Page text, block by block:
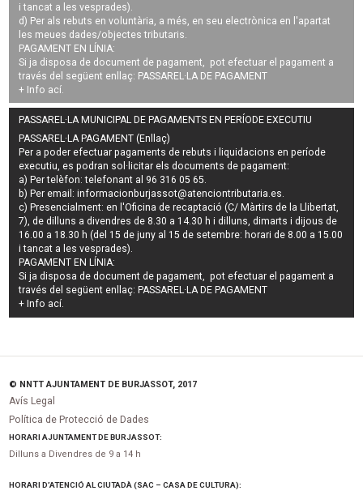
i tancat a les vesprades).
d) Per als rebuts en voluntària, a més, en seu electrònica en l'apartat
les meues dades/objectes tributaris.
PAGAMENT EN LÍNIA:
Si ja disposa de document de pagament, pot efectuar el pagament a
través del següent enllaç: PASSAREL·LA DE PAGAMENT
+ Info ací.
PASSAREL·LA MUNICIPAL DE PAGAMENTS EN PERÍODE EXECUTIU
PASSAREL·LA PAGAMENT (Enllaç)
Per a poder efectuar pagaments derebuts i liquidacions en període
executiu, es podran sol·licitar els documents de pagament:
a) Per telèfon: telefonant al 96 316 05 65.
b) Per email:informacionburjassot@atenciontributaria.es.
c) Presencialment: en l'Oficina de recaptació (C/ Màrtirs de la Llibertat,
7), de dilluns a divendres de 8.30 a 14.30 h i dilluns, dimarts i dijous de
16.00 a 18.30 h (del 15 de juny al 15 de setembre: horari de 8.00 a 15.00
i tancat a les vesprades).
PAGAMENT EN LÍNIA:
Si ja disposa de document de pagament, pot efectuar el pagament a
través del següent enllaç: PASSAREL·LA DE PAGAMENT
+ Info ací.
© NNTT AJUNTAMENT DE BURJASSOT, 2017
Avís Legal
Política de Protecció de Dades
HORARI AJUNTAMENT DE BURJASSOT:
Dilluns a Divendres de 9 a 14 h
HORARI D’ATENCIÓ AL CIUTADÀ (SAC – CASA DE CULTURA):